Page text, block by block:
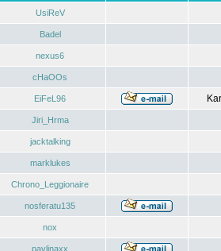
UsiReV
Badel
nexus6
cHaOOs
EiFeL96
Jiri_Hrma
jacktalking
marklukes
Chrono_Leggionaire
nosferatu135
nox
pavlinaxx